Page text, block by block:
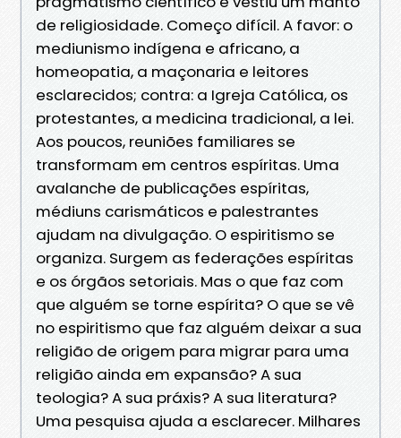
de religiosidade. Começo difícil. A favor: o
mediunismo indígena e africano, a
homeopatia, a maçonaria e leitores
esclarecidos; contra: a Igreja Católica, os
protestantes, a medicina tradicional, a lei.
Aos poucos, reuniões familiares se
transformam em centros espíritas. Uma
avalanche de publicações espíritas,
médiuns carismáticos e palestrantes
ajudam na divulgação. O espiritismo se
organiza. Surgem as federações espíritas
e os órgãos setoriais. Mas o que faz com
que alguém se torne espírita? O que se vê
no espiritismo que faz alguém deixar a sua
religião de origem para migrar para uma
religião ainda em expansão? A sua
teologia? A sua práxis? A sua literatura?
Uma pesquisa ajuda a esclarecer. Milhares